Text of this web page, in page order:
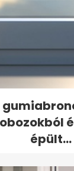
épült...